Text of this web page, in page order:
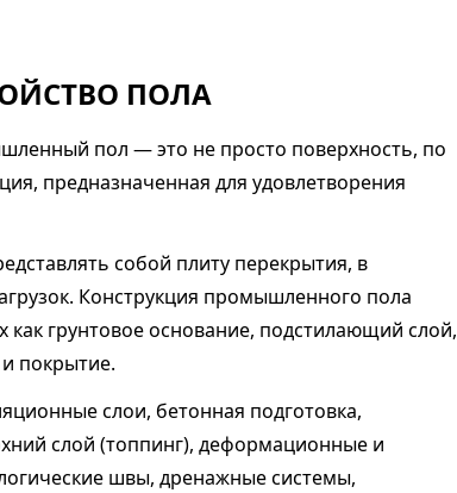
ПОЛА
пол — это не просто поверхность, по
предназначенная для удовлетворения
собой плиту перекрытия, в
Конструкция промышленного пола
как грунтовое основание, подстилающий слой,
покрытие.
слои, бетонная подготовка,
слой (топпинг), деформационные и
швы, дренажные системы,